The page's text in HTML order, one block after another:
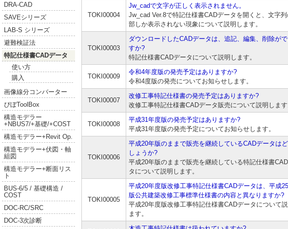
DRA-CAD
SAVEシリーズ
LAB-S シリーズ
避難検証法
特記仕様書CADデータ
使い方
購入
画像線分コンバーター
ぴぼToolBox
構造モデラー
+NBUS7/+基礎/+COST
構造モデラー+Revit Op.
構造モデラー+伏図・軸
組図
構造モデラー+断面リス
ト
BUS-6/5 / 基礎構造 /
COST
DOC-RC/SRC
DOC-3次診断
TOKI00004
Jw_cadで文字が正しく表示されません。
Jw_cad Ver.8で特記仕様書CADデータを開くと、文字列
部しか表示されない現象について説明します。
TOKI00003
ダウンロードしたCADデータは、追記、編集、削除がで
すか?
特記仕様書CADデータについて説明します。
TOKI00009
令和4年度版の発売予定はありますか?
令和4度版の発売についてお知らせします。
TOKI00007
改修工事特記仕様書の発売予定はありますか?
改修工事特記仕様書CADデータ販売について説明します
TOKI00008
平成31年度版の発売予定はありますか?
平成31年度版の発売予定についてお知らせします。
TOKI00006
平成20年版のままで販売を継続しているCADデータは
しょうか?
平成20年版のままで販売を継続している特記仕様書
タについて説明します。
TOKI00005
平成20年度版改修工事特記仕様書CADデータは、平成
版公共建築改修工事標準仕様書の内容と異なりますか?
平成20年度版改修工事特記仕様書CADデータについて
ます。